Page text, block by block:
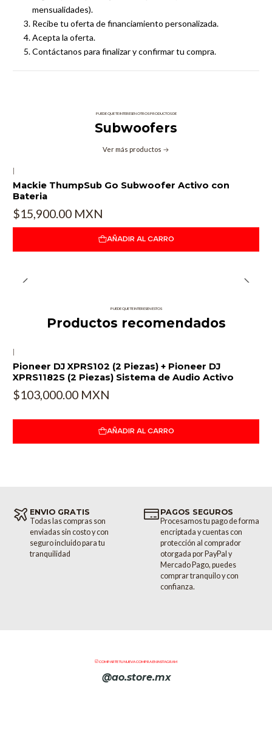
mensualidades).
Recibe tu oferta de financiamiento personalizada.
Acepta la oferta.
Contáctanos para finalizar y confirmar tu compra.
PUEDE QUE TE INTERESEN OTROS PRODUCTOS DE
Subwoofers
Ver más productos
Mackie ThumpSub Go Subwoofer Activo con
Bateria
$15,900.00 MXN
AÑADIR AL CARRO
PUEDE QUE TE INTERESEN ESTOS
Productos recomendados
Pioneer DJ XPRS102 (2 Piezas) + Pioneer DJ
XPRS1182S (2 Piezas) Sistema de Audio Activo
$103,000.00 MXN
AÑADIR AL CARRO
ENVIO GRATIS
Todas las compras son
enviadas sin costo y con
seguro incluido para tu
tranquilidad
PAGOS SEGUROS
Procesamos tu pago de forma
encriptada y cuentas con
protección al comprador
otorgada por PayPal y
Mercado Pago, puedes
comprar tranquilo y con
confianza.
COMPARTE TU NUEVA COMPRA EN INSTAGRAM
@ao.store.mx